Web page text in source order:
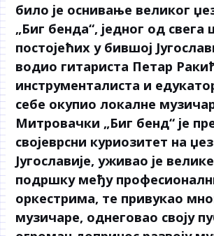
било је оснивање великог
„Биг бенда“, једног од свега
постојећих у бившој
водио гитариста Петар
инструменталиста и
себе окупио локалне
Митровачки „Биг бенд“ је
својеврсни куриозитет на
Југославије, уживао је
подршку међу
оркестрима, те привукао
музичаре, однеговао своју